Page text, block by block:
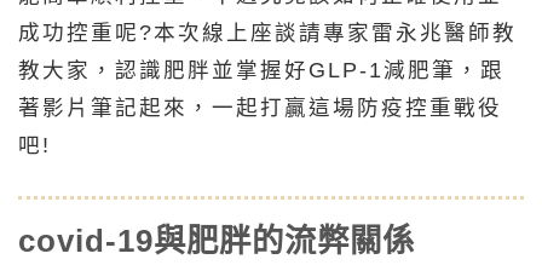
成功控重呢?本次線上座談請專家雷永兆醫師教
教大家，認識肥胖並掌握好GLP-1減肥筆，跟
著影片筆記起來，一起打贏這場防疫控重戰役
吧!
covid-19與肥胖的流弊關係